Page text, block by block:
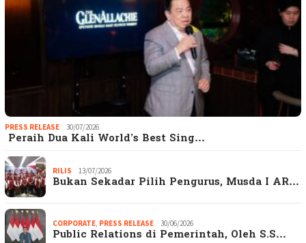
PRESS RELEASE 30/07/2026
Peraih Dua Kali World’s Best Sing…
RILIS 13/07/2026
Bukan Sekadar Pilih Pengurus, Musda I AR…
CORPORATE PRESS RELEASE 30/06/2026
Public Relations di Pemerintah, Oleh S.S…